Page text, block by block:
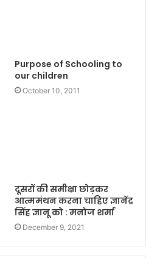
Purpose of Schooling to
our children
October 10, 2011
दूसरों की समीक्षा छोड़कर
आत्ममंथन करना चाहिए ज्ञानेंद्र
सिंह ज्ञानू को : मनोज शर्मा
December 9, 2021